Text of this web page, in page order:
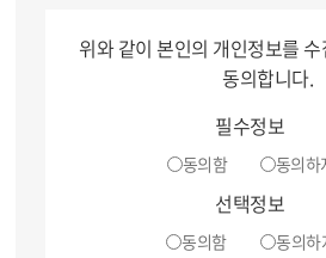
4. 보유ㆍ이용 근거
5. 개인정보 수집 동의 거부의 권리
여 동의를 거부하실 수 있는 권리
다만, 귀하가 개인정보의 선택항
위와 같이 본인의 개인정보를
동의합니다.
필수정보
동의함 동의하
선택정보
동의함 동의하